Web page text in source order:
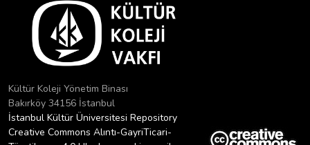
Kültür Koleji Yönetim Binası
Bakırköy 34156 İstanbul
İstanbul Kültür Üniversitesi Repository
Creative Commons Alıntı-GayriTicari-